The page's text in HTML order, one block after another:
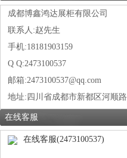
成都博鑫鸿达展柜有限公司
联系人:赵先生
手机:18181903159
Q Q:2473100537
邮箱:2473100537@qq.com
地址: 四川省成都市新都区河顺路
在线客服
在线客服(2473100537)